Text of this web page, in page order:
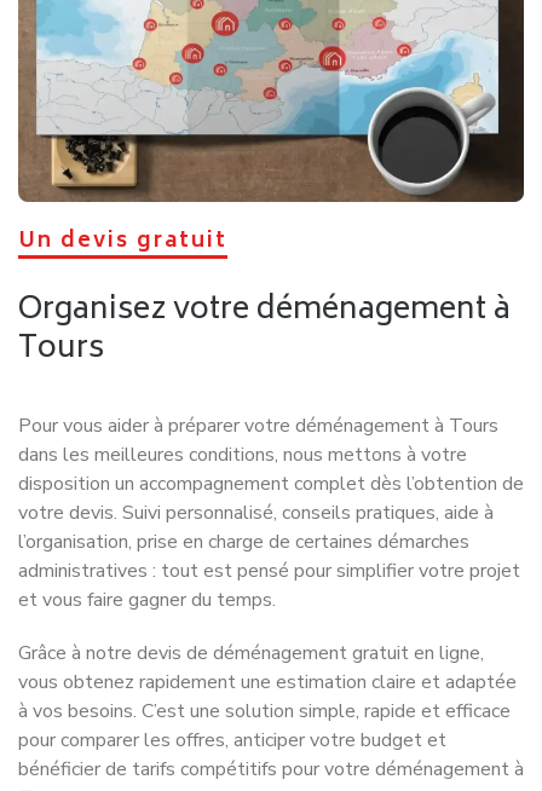
Afin de vous proposer un déménagement à Tours au
meilleur prix, nous optimisons quotidiennement les trajets
de nos déménageurs grâce à une planification intelligente
des tournées. Cette organisation nous permet de limiter
les kilomètres parcourus à vide et de réduire les coûts de
transport, sans compromis sur la qualité du service.
et retour sont mutualisés entre plusieurs déménagements
répartir certains frais de déplacement et de vous faire
bénéficier de tarifs particulièrement compétitifs,
notamment pour les déménagements longue distance au
Derrière cette organisation se trouvent des équipes
spécialisées dans la planification, qui coordonnent chaque
intervention afin d’assurer le respect des délais, la sécurité
de vos biens et une parfaite maîtrise des itinéraires. Vous
profitez ainsi d’un déménagement plus économique, plus
écologique et parfaitement organisé, tout en bénéficiant
d’un accompagnement personnalisé de la demande de
devis jusqu’à la livraison de vos meubles.
OBTENEZ VOTRE DEVIS DE DEMENAGEMENT